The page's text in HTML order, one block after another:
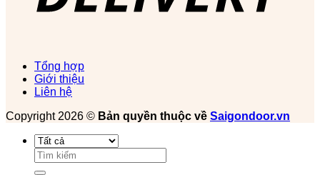
Tổng hợp
Giới thiệu
Liên hệ
Copyright 2026 © Bản quyền thuộc về Saigondoor.vn
Tìm
kiếm: